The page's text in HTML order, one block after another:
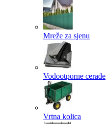
Mreže za sjenu
Vodootporne cerade
Vrtna kolica